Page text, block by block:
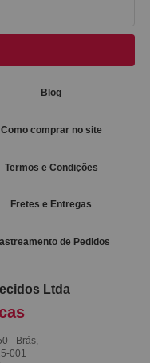
Blog
Como comprar no site
Termos e Condições
Fretes e Entregas
de Pedidos
Ltda
- Brás,
001